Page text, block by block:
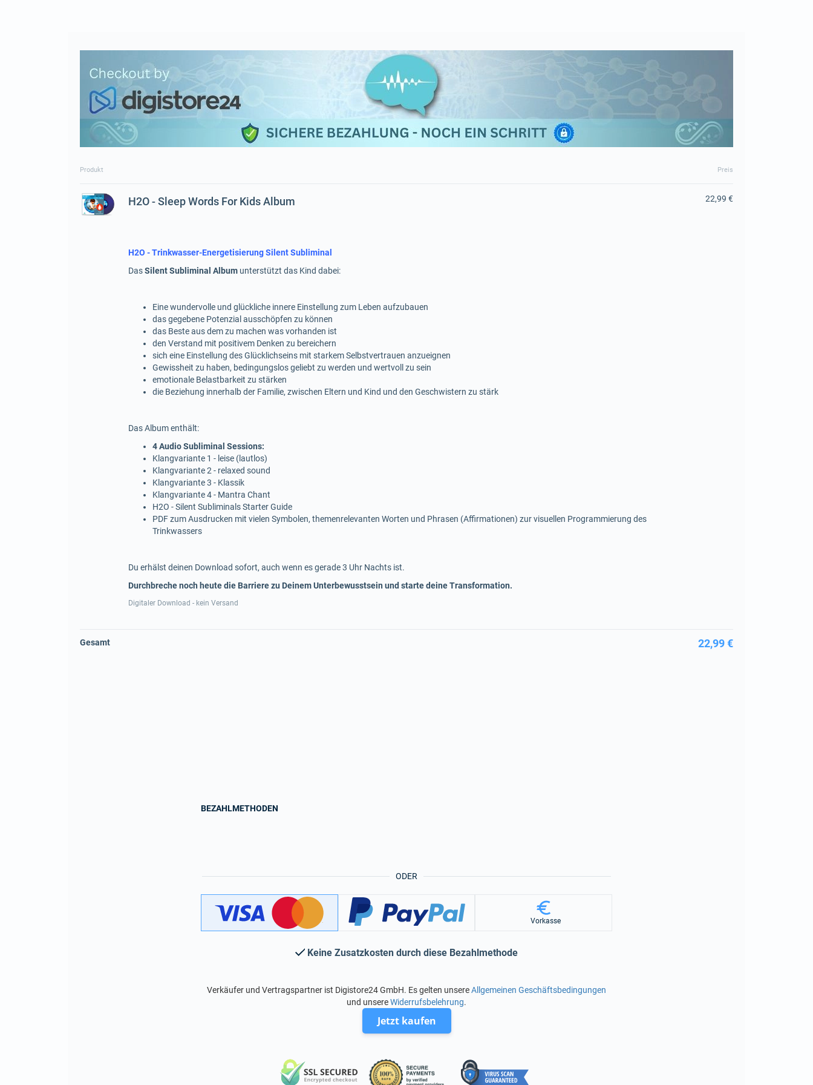
Produkt Preis
H2O - Sleep Words For Kids Album
H2O - Trinkwasser-Energetisierung Silent Subliminal
DasSilent Subliminal Album unterstützt das Kind dabei:
Eine wundervolle und glückliche innere Einstellung zum Leben aufzubauen
das gegebene Potenzial ausschöpfen zu können
das Beste aus dem zu machen was vorhanden ist
den Verstand mit positivem Denken zu bereichern
sich eine Einstellung des Glücklichseins mit starkem Selbstvertrauen anzueignen
Gewissheit zu haben, bedingungslos geliebt zu werden und wertvoll zu sein
emotionale Belastbarkeit zu stärken
die Beziehung innerhalb der Familie, zwischen Eltern und Kind und den Geschwistern zu stärk
Das Album enthält:
4 Audio Subliminal Sessions:
Klangvariante 1 - leise (lautlos)
Klangvariante 2 - relaxed sound
Klangvariante 3 - Klassik
Klangvariante 4 - Mantra Chant
H2O - Silent Subliminals Starter Guide
PDF zum Ausdrucken mit vielen Symbolen, themenrelevanten Worten und Phrasen (Affirmationen) zur visuellen Programmierung des
Trinkwassers
Du erhälst deinen Download sofort, auch wenn es gerade 3 Uhr Nachts ist.
Durchbreche noch heute die Barriere zu Deinem Unterbewusstsein und starte deine Transformation.
Digitaler Download - kein Versand
22,99 €
Gesamt 22,99 €
ODER
BEZAHLMETHODEN
Vorkasse
Keine Zusatzkosten durch diese Bezahlmethode
Verkäufer und Vertragspartner ist Digistore24 GmbH. Es gelten unsereAllgemeinen Geschäftsbedingungen
und unsereWiderrufsbelehrung.
Jetzt kaufen